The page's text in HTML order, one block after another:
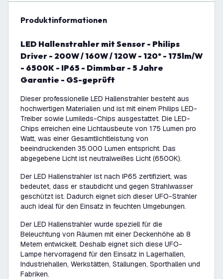
Produktinformationen
LED Hallenstrahler mit Sensor - Philips
Driver - 200W / 160W / 120W - 120° - 175lm/W
- 6500K - IP65 - Dimmbar - 5 Jahre
Garantie - GS-geprüft
Dieser professionelle LED Hallenstrahler besteht aus
hochwertigen Materialien und ist mit einem Philips LED-
Treiber sowie Lumileds-Chips ausgestattet. Die LED-
Chips erreichen eine Lichtausbeute von 175 Lumen pro
Watt, was einer Gesamtlichtleistung von
beeindruckenden 35.000 Lumen entspricht. Das
abgegebene Licht ist neutralweißes Licht (6500K).
Der LED Hallenstrahler ist nach IP65 zertifiziert, was
bedeutet, dass er staubdicht und gegen Strahlwasser
geschützt ist. Dadurch eignet sich dieser UFO-Strahler
auch ideal für den Einsatz in feuchten Umgebungen.
Der LED Hallenstrahler wurde speziell für die
Beleuchtung von Räumen mit einer Deckenhöhe ab 8
Metern entwickelt. Deshalb eignet sich diese UFO-
Lampe hervorragend für den Einsatz in Lagerhallen,
Industriehallen, Werkstätten, Stallungen, Sporthallen und
Fabriken.